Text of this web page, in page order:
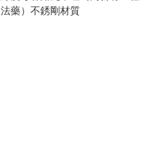
法藥）不銹剛材質